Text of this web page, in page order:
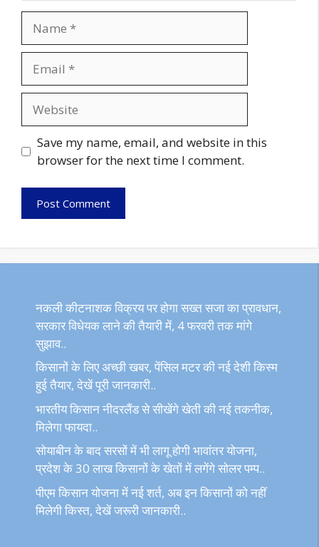
Save my name, email, and website in this
browser for the next time I comment.
नकली कीटनाशक विक्रय पर होगा सख्त सजा का प्रावधान,
सरकार विधेयक लाने की तैयारी में, 4 फरवरी तक मांगे
सुझाव..
किसानों के लिए अच्छी खबर, पेंसिल मटर की नई देशी किस्म
हुई तैयार, देखें पूरी जानकारी..
भारतीय किसान नीदरलैंड से सीखेंगे खेती की नई तकनीक,
मिलेगा फायदा..
सोयाबीन के बाद सरसों में भी लागू होगी भावांतर योजना,
प्रदेश के 30 लाख किसानों के खेतों में लगेंगे सोलर पम्प..
पीएम किसान योजना में नई शर्त, अब इन किसानों को नहीं
मिलेगी किस्त, देखें जरूरी जानकारी..